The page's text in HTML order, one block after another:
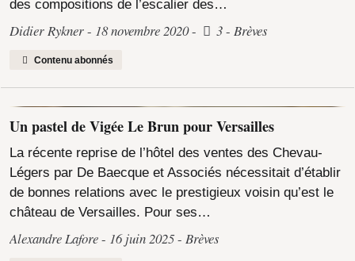
des compositions de l’escalier des…
Didier Rykner 18 novembre 2020 3 Brèves
Contenu abonnés
Un pastel de Vigée Le Brun pour Versailles
La récente reprise de l’hôtel des ventes des Chevau-
Légers par De Baecque et Associés nécessitait d’établir
de bonnes relations avec le prestigieux voisin qu’est le
château de Versailles. Pour ses…
Alexandre Lafore 16 juin 2025 Brèves